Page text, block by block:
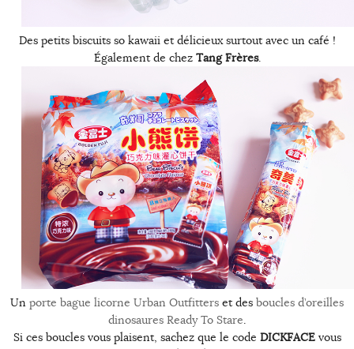
Des petits biscuits so kawaii et délicieux surtout avec un café !
Également de chez Tang Frères.
Un porte bague licorne Urban Outfitters et des boucles d’oreilles
dinosaures Ready To Stare.
Si ces boucles vous plaisent, sachez que le code DICKFACEvous